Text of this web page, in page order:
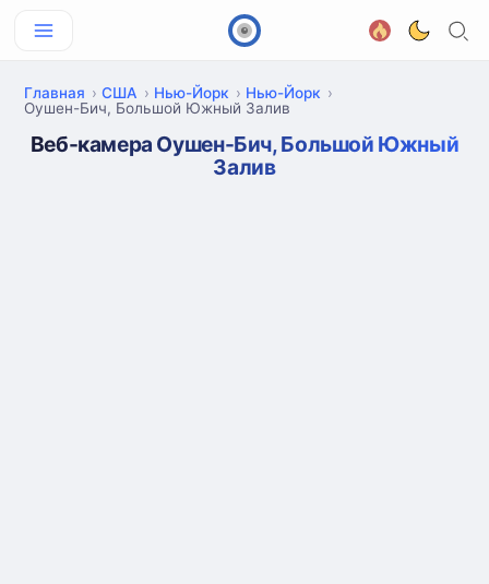
Главная США Нью-Йорк
Нью-Йорк
Оушен-Бич, Большой Южный Залив
Веб-камера Оушен-Бич, Большой Южный
Залив